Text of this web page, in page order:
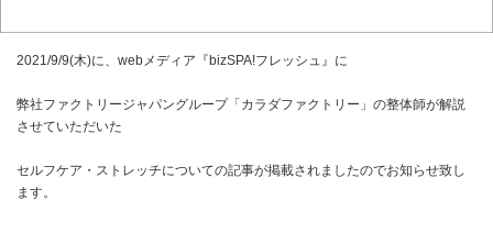
2021/9/9(木)に、webメディア『bizSPA!フレッシュ』に
弊社ファクトリージャパングループ「カラダファクトリー」の整体師が解説
させていただいた
セルフケア・ストレッチについての記事が掲載されましたのでお知らせ致し
ます。